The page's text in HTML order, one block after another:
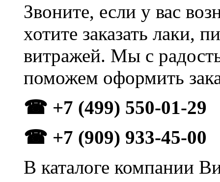
Звоните, если у вас
хотите заказать лаки,
витражей. Мы с
поможем оформить
☎ +7 (499) 550-01-29
☎ +7 (909) 933-45-00
В каталоге компании